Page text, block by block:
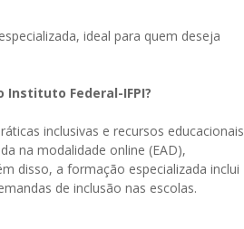
ideal para quem deseja
Instituto Federal-IFPI?
inclusivas e recursos educacionais
na modalidade online (EAD),
disso, a formação especializada inclui
de inclusão nas escolas.